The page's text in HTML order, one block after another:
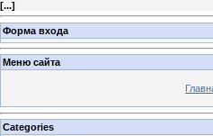
[...]
Форма входа
Меню сайта
Categories